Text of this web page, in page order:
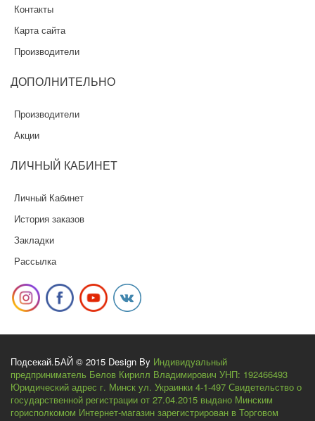
Контакты
Карта сайта
Производители
ДОПОЛНИТЕЛЬНО
Производители
Акции
ЛИЧНЫЙ КАБИНЕТ
Личный Кабинет
История заказов
Закладки
Рассылка
Подсекай.БАЙ © 2015 Design By Индивидуальный
предприниматель Белов Кирилл Владимирович УНП: 192466493
Юридический адрес г. Минск ул. Украинки 4-1-497 Свидетельство о
государственной регистрации от 27.04.2015 выдано Минским
горисполкомом Интернет-магазин зарегистрирован в Торговом